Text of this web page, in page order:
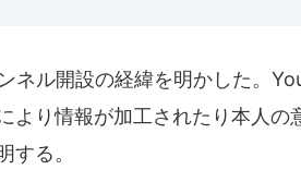
ネル開設の経緯を明かした。
より情報が加工されたり本人の
する。